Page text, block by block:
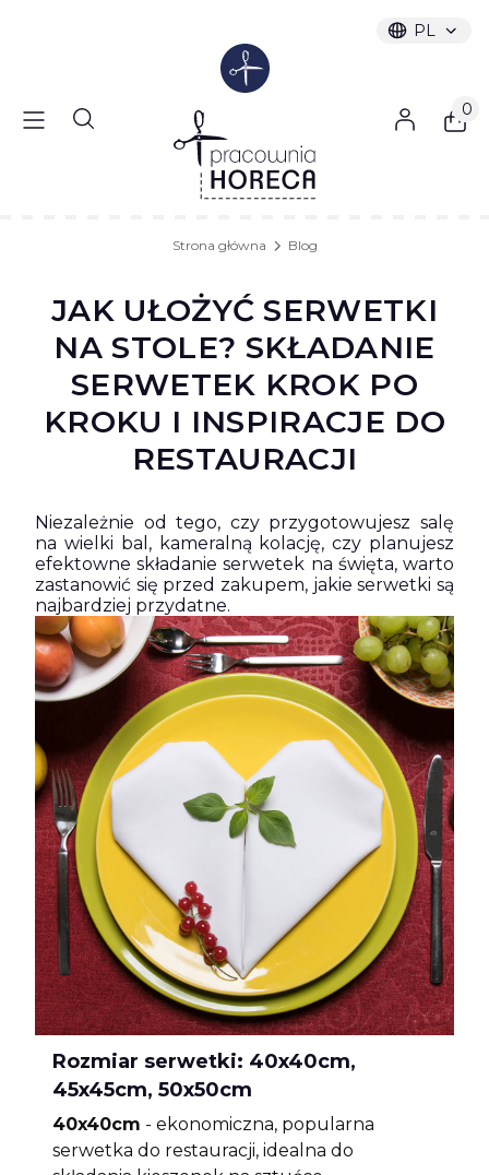
Wybrany
PL
polski
Otwórz wyszukiwarkę
Strona główna Blog
JAK UŁOŻYĆ SERWETKI
NA STOLE? SKŁADANIE
SERWETEK KROK PO
KROKU I INSPIRACJE DO
RESTAURACJI
Niezależnie od tego, czy przygotowujesz salę
na wielki bal, kameralną kolację, czy planujesz
efektowne składanie serwetek na święta, warto
zastanowić się przed zakupem, jakie serwetki są
najbardziej przydatne.
Rozmiar serwetki: 40x40cm,
45x45cm, 50x50cm
40x40cm - ekonomiczna, popularna
serwetka do restauracji, idealna do